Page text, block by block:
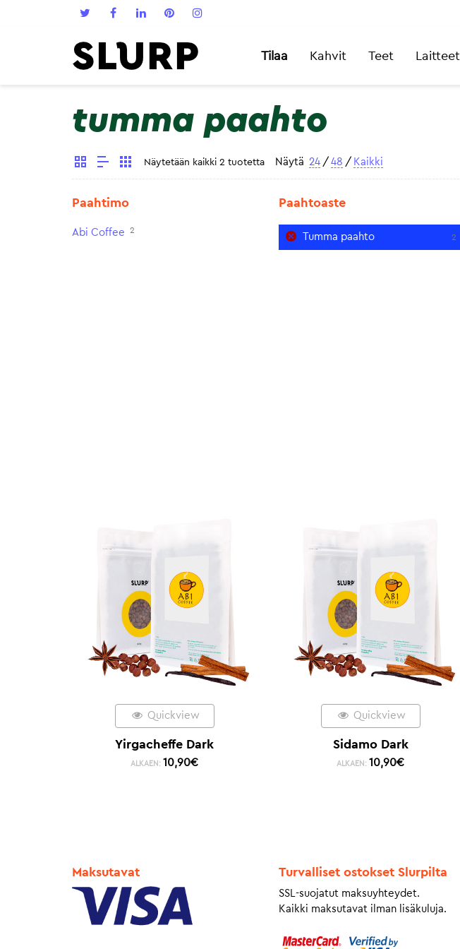
Tilaa Kahvit Teet Laitteet
tumma paahto
Näytetään kaikki 2 tuotetta Näytä 24 / 48 / Kaikki
Paahtimo
Abi Coffee 2
Paahtoaste
Tumma paahto 2
Quickview
Yirgacheffe Dark
ALKAEN: 10,90€
Quickview
Sidamo Dark
ALKAEN: 10,90€
Maksutavat Turvalliset ostokset Slurpilta
SSL-suojatut maksuyhteydet.
Kaikki maksutavat ilman lisäkuluja.